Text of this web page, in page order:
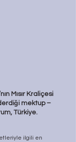
Mısır Kraliçesi
mektup –
Türkiye.
ilgili en